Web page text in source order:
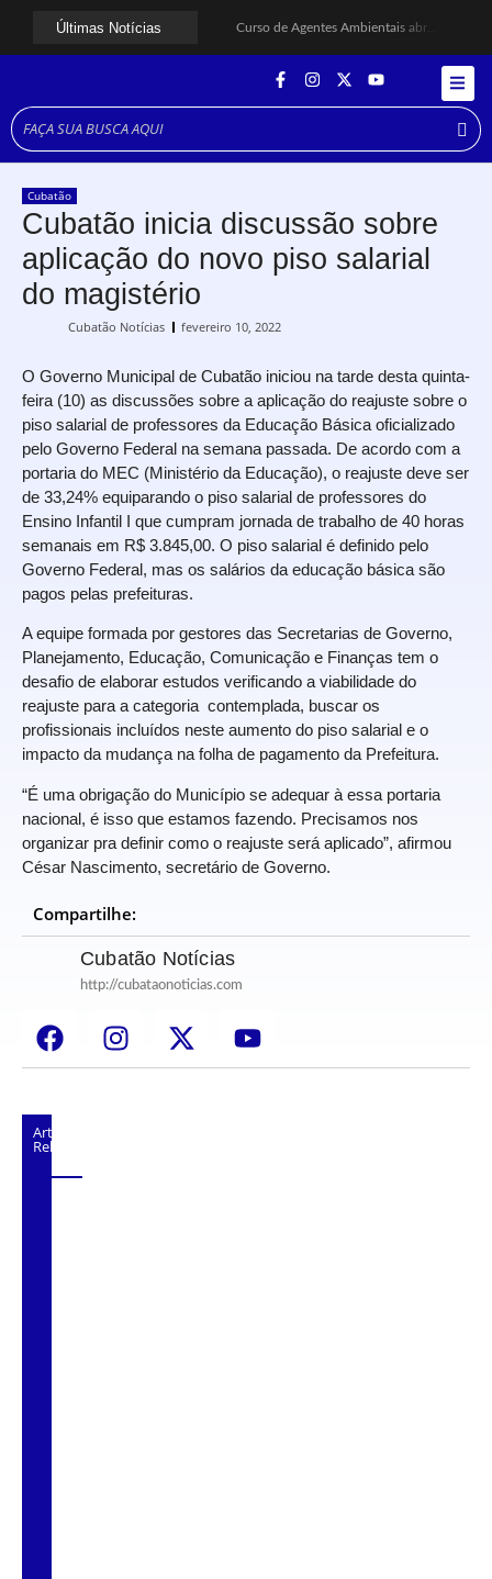
Últimas Notícias
Formatura marca conquista de 50 alunos da EJA em Cubatão
Cubatão
Cubatão inicia discussão sobre
aplicação do novo piso salarial
do magistério
Cubatão Notícias fevereiro 10, 2022
O Governo Municipal de Cubatão iniciou na tarde desta quinta-
feira (10) as discussões sobre a aplicação do reajuste sobre o
piso salarial de professores da Educação Básica oficializado
pelo Governo Federal na semana passada. De acordo com a
portaria do MEC (Ministério da Educação), o reajuste deve ser
de 33,24% equiparando o piso salarial de professores do
Ensino Infantil I que cumpram jornada de trabalho de 40 horas
semanais em R$ 3.845,00. O piso salarial é definido pelo
Governo Federal, mas os salários da educação básica são
pagos pelas prefeituras.
A equipe formada por gestores das Secretarias de Governo,
Planejamento, Educação, Comunicação e Finanças tem o
desafio de elaborar estudos verificando a viabilidade do
reajuste para a categoria contemplada, buscar os
profissionais incluídos neste aumento do piso salarial e o
impacto da mudança na folha de pagamento da Prefeitura.
“É uma obrigação do Município se adequar à essa portaria
nacional, é isso que estamos fazendo. Precisamos nos
organizar pra definir como o reajuste será aplicado”, afirmou
César Nascimento, secretário de Governo.
Compartilhe:
Cubatão Notícias
http://cubataonoticias.com
Artigos
Relacionados